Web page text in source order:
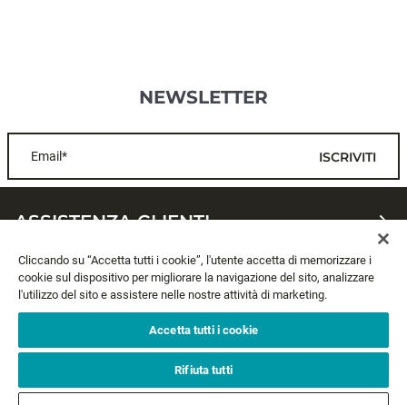
NEWSLETTER
Email* ISCRIVITI
ASSISTENZA CLIENTI
CHI SIAMO
LEGALE
Cliccando su “Accetta tutti i cookie”, l'utente accetta di memorizzare i
cookie sul dispositivo per migliorare la navigazione del sito, analizzare
l'utilizzo del sito e assistere nelle nostre attività di marketing.
Accetta tutti i cookie
Rifiuta tutti